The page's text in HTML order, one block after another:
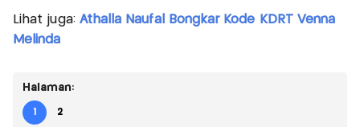
Lihat juga: Athalla Naufal Bongkar Kode KDRT Venna
Melinda
Halaman:
1 2